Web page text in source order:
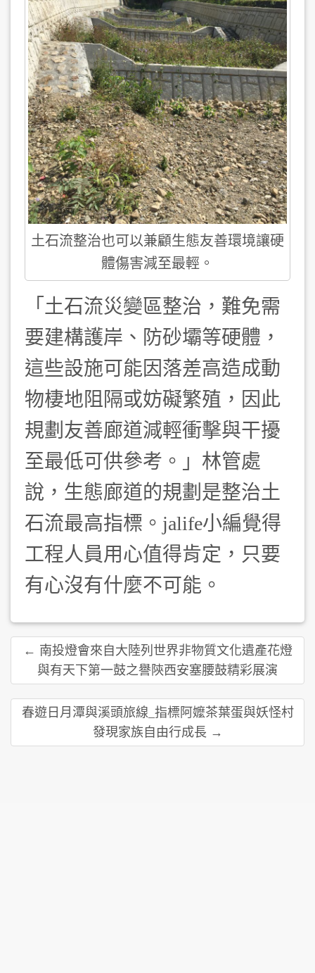
土石流整治也可以兼顧生態友善環境讓硬
體傷害減至最輕。
「土石流災變區整治，難免需
要建構護岸、防砂壩等硬體，
這些設施可能因落差高造成動
物棲地阻隔或妨礙繁殖，因此
規劃友善廊道減輕衝擊與干擾
至最低可供參考。」林管處
說，生態廊道的規劃是整治土
石流最高指標。jalife小編覺得
工程人員用心值得肯定，只要
有心沒有什麼不可能。
← 南投燈會來自大陸列世界非物質文化遺產花燈
與有天下第一鼓之譽陝西安塞腰鼓精彩展演
春遊日月潭與溪頭旅線_指標阿嬤茶葉蛋與妖怪村
發現家族自由行成長 →